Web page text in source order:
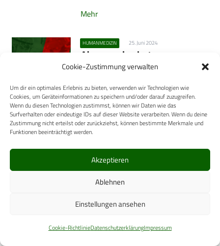
Cookie-Zustimmung verwalten
Um dir ein optimales Erlebnis zu bieten, verwenden wir Technologien wie
Cookies, um Geräteinformationen zu speichern und/oder darauf zuzugreifen.
Wenn du diesen Technologien zustimmst, können wir Daten wie das
Surfverhalten oder eindeutige IDs auf dieser Website verarbeiten. Wenn du deine
Zustimmung nicht erteilst oder zurückziehst, können bestimmte Merkmale und
Funktionen beeinträchtigt werden.
Akzeptieren
Ablehnen
Einstellungen ansehen
Cookie-RichtlinieDatenschutzerklärungImpressum
Mehr
HUMANMEDIZIN 25. Juni 2024
Abwasserbasierte
Infektionsepidemiologie –
Innovationen auch im Trüben
fischen
Abwassermonitoring, eine Methodik,
um die Zusammensetzung und
Qualität von Abwasser zu analysieren,
ist eine revolutionäre Methode, deren
Ergebnisse es ermöglichen, Einblicke in
die öffentliche Gesundheit…
Mehr
Verwendete Schlagwörter